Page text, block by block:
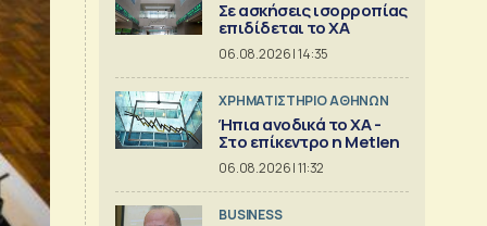
Σε ασκήσεις ισορροπίας
επιδίδεται το ΧΑ
06.08.2026 | 14:35
XΡΗΜΑΤΙΣΤΗΡΙΟ ΑΘΗΝΩΝ
Ήπια ανοδικά το ΧΑ -
Στο επίκεντρο η Metlen
06.08.2026 | 11:32
BUSINESS